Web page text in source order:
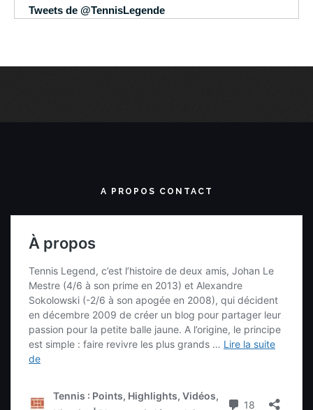
Tweets de @TennisLegende
A PROPOS CONTACT